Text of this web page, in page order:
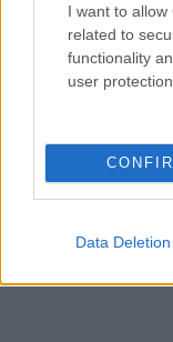
I want to
related to
functionality
user protection.
Data Deletion